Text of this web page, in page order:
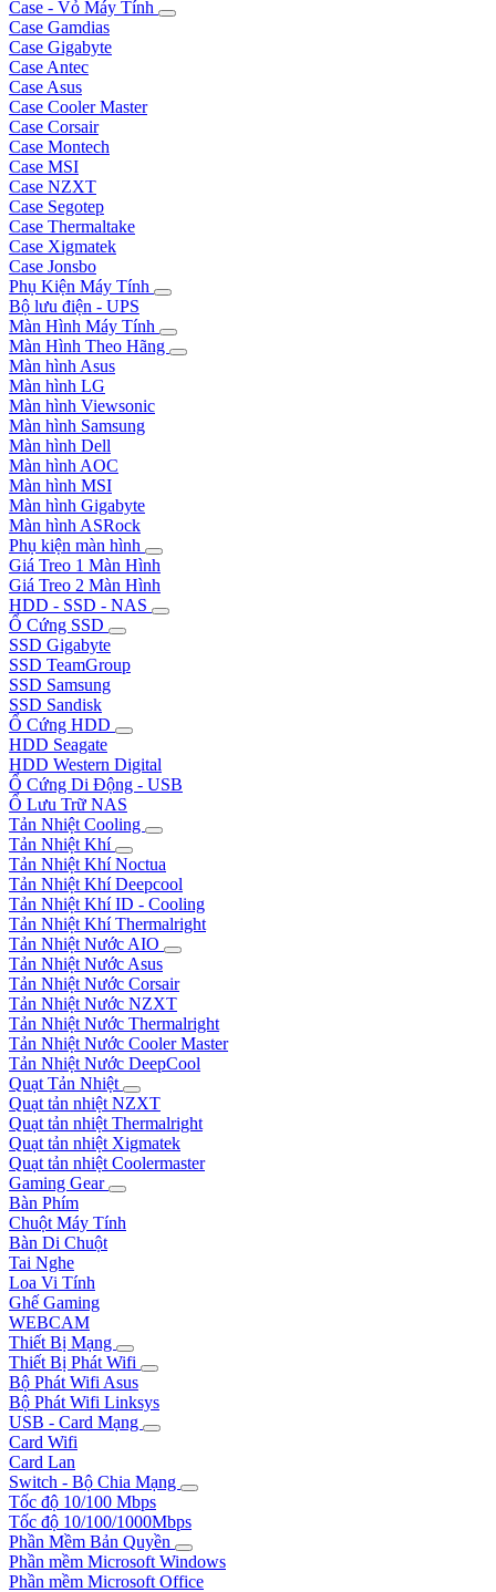
Case - Vỏ Máy Tính
Case Gamdias
Case Gigabyte
Case Antec
Case Asus
Case Cooler Master
Case Corsair
Case Montech
Case MSI
Case NZXT
Case Segotep
Case Thermaltake
Case Xigmatek
Case Jonsbo
Phụ Kiện Máy Tính
Bộ lưu điện - UPS
Màn Hình Máy Tính
Màn Hình Theo Hãng
Màn hình Asus
Màn hình LG
Màn hình Viewsonic
Màn hình Samsung
Màn hình Dell
Màn hình AOC
Màn hình MSI
Màn hình Gigabyte
Màn hình ASRock
Phụ kiện màn hình
Giá Treo 1 Màn Hình
Giá Treo 2 Màn Hình
HDD - SSD - NAS
Ổ Cứng SSD
SSD Gigabyte
SSD TeamGroup
SSD Samsung
SSD Sandisk
Ổ Cứng HDD
HDD Seagate
HDD Western Digital
Ổ Cứng Di Động - USB
Ổ Lưu Trữ NAS
Tản Nhiệt Cooling
Tản Nhiệt Khí
Tản Nhiệt Khí Noctua
Tản Nhiệt Khí Deepcool
Tản Nhiệt Khí ID - Cooling
Tản Nhiệt Khí Thermalright
Tản Nhiệt Nước AIO
Tản Nhiệt Nước Asus
Tản Nhiệt Nước Corsair
Tản Nhiệt Nước NZXT
Tản Nhiệt Nước Thermalright
Tản Nhiệt Nước Cooler Master
Tản Nhiệt Nước DeepCool
Quạt Tản Nhiệt
Quạt tản nhiệt NZXT
Quạt tản nhiệt Thermalright
Quạt tản nhiệt Xigmatek
Quạt tản nhiệt Coolermaster
Gaming Gear
Bàn Phím
Chuột Máy Tính
Bàn Di Chuột
Tai Nghe
Loa Vi Tính
Ghế Gaming
WEBCAM
Thiết Bị Mạng
Thiết Bị Phát Wifi
Bộ Phát Wifi Asus
Bộ Phát Wifi Linksys
USB - Card Mạng
Card Wifi
Card Lan
Switch - Bộ Chia Mạng
Tốc độ 10/100 Mbps
Tốc độ 10/100/1000Mbps
Phần Mềm Bản Quyền
Phần mềm Microsoft Windows
Phần mềm Microsoft Office